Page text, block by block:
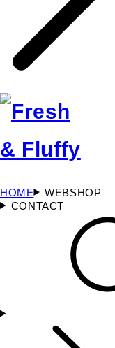
HOME WEBSHOP
CONTACT